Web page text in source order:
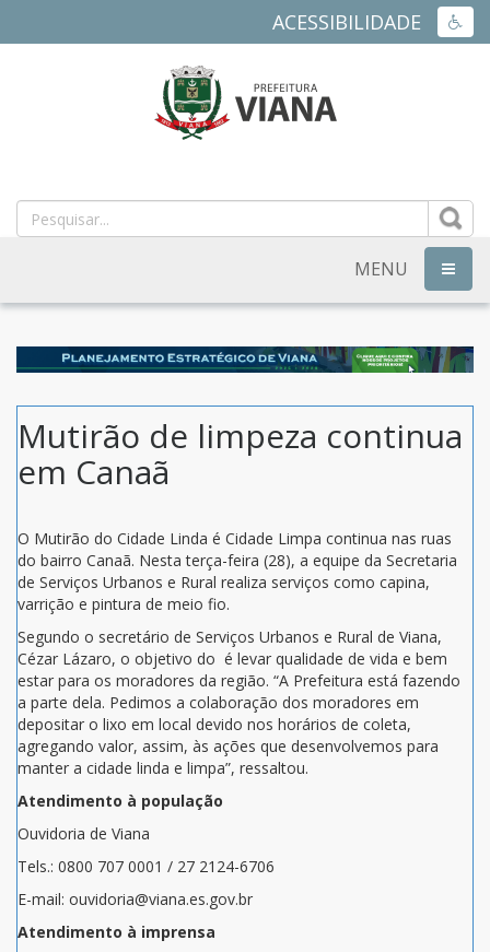
ACESSIBILIDADE
MUNICIPAL
DE
VIANA
ES
MENU
Mutirão de limpeza continua
em Canaã
O Mutirão do Cidade Linda é Cidade Limpa continua nas ruas
do bairro Canaã. Nesta terça-feira (28), a equipe da Secretaria
de Serviços Urbanos e Rural realiza serviços como capina,
varrição e pintura de meio fio.
Segundo o secretário de Serviços Urbanos e Rural de Viana,
Cézar Lázaro, o objetivo do é levar qualidade de vida e bem
estar para os moradores da região. “A Prefeitura está fazendo
a parte dela. Pedimos a colaboração dos moradores em
depositar o lixo em local devido nos horários de coleta,
agregando valor, assim, às ações que desenvolvemos para
manter a cidade linda e limpa”, ressaltou.
Atendimento à população
Ouvidoria de Viana
Tels.: 0800 707 0001 / 27 2124-6706
E-mail: ouvidoria@viana.es.gov.br
Atendimento à imprensa